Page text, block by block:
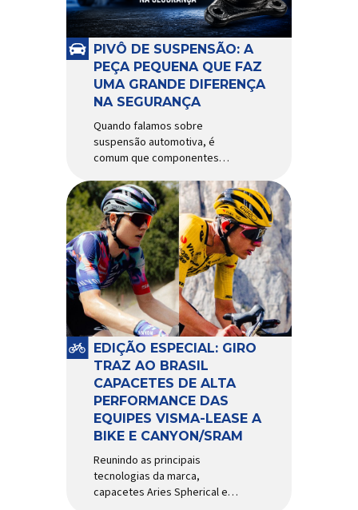
PIVÔ DE SUSPENSÃO: A
PEÇA PEQUENA QUE FAZ
UMA GRANDE DIFERENÇA
NA SEGURANÇA
Quando falamos sobre
suspensão automotiva, é
comum que componentes
recebam mais atenção. Porém,
existe uma peça relativamente
pequena que desempenha um
papel fundamental na
segurança e no
comportamento do veículo: o
pivô de suspensão.
Responsável por conectar
diferentes componentes do
sistema e permitir os
movimentos necessários
durante a condução, o pivô […]
EDIÇÃO ESPECIAL: GIRO
TRAZ AO BRASIL
CAPACETES DE ALTA
PERFORMANCE DAS
EQUIPES VISMA-LEASE A
BIKE E CANYON/SRAM
Reunindo as principais
tecnologias da marca,
capacetes Aries Spherical e